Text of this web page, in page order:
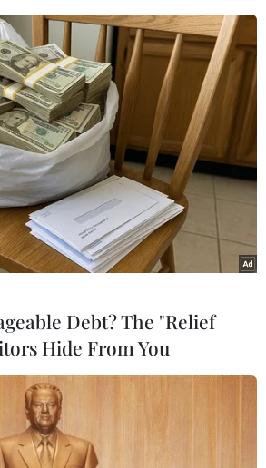
Debt? The "Relief
Hide From You